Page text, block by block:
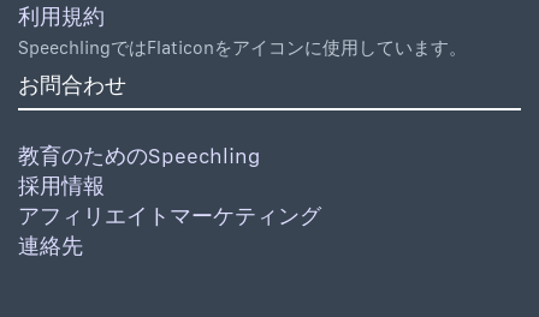
利用規約
SpeechlingではFlaticonをアイコンに使用しています。
お問合わせ
教育のためのSpeechling
採用情報
アフィリエイトマーケティング
連絡先